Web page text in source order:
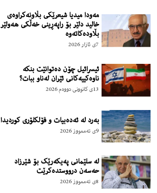
مەودا میدیا شیعرێکی بڵاونەکراوەی
خالید دلێر بۆ راپەڕینی خەڵکی هەولێر
بڵاودەکاتەوە
7ی ئازار 2026
ئیسرائیل چۆن دەتوانێت بنكە
ناوەكییەكانی ئێران لەناو ببات؟
13ی کانوونی دووەم 2026
بەرد لە ئەدەبیات و فۆلکلۆری کوردیدا
9ی تەممووز 2026
لە سلێمانی پەیکەرێک بۆ شێرزاد
حەسەن درووستدەکرێت
8ی تەممووز 2026